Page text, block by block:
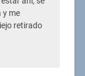
y me
retirado